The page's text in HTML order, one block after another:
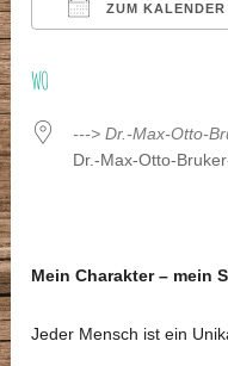
ZUM KALENDER
WO
---> Dr.-Max-Otto-
Dr.-Max-Otto-
Mein Charakter – mein
Jeder Mensch ist ein